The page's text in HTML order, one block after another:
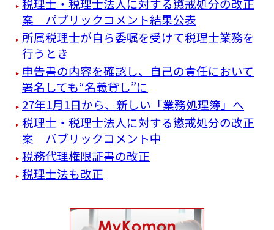
税理士・税理士法人に対する懲戒処分の改正
案 パブリックコメント結果公表
所属税理士が自ら委嘱を受けて税理士業務を
行うとき
申告書の内容を確認し、自己の責任において
署名しても“名義貸し”に
27年1月1日から、新しい「業務処理簿」へ
税理士・税理士法人に対する懲戒処分の改正
案 パブリックコメント中
税務代理権限証書の改正
税理士法も改正